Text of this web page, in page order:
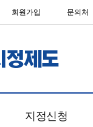
회원가입 문의처
지정신청